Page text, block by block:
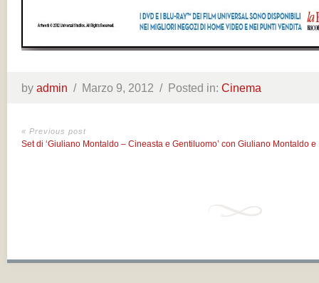
by admin / Marzo 9, 2012 / Posted in: Cinema
« Previous post
Set di ‘Giuliano Montaldo – Cineasta e Gentiluomo’ con Giuliano Montaldo